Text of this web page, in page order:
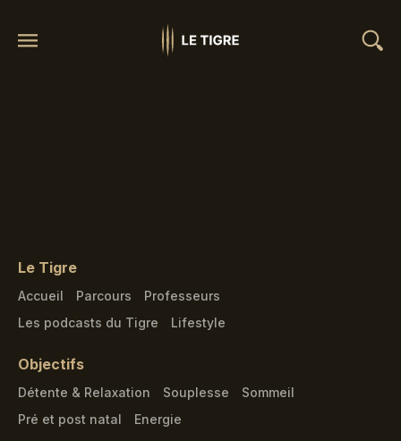
Le Tigre
Accueil Parcours
Professeurs
Les podcasts du Tigre
Lifestyle
Objectifs
Détente & Relaxation Souplesse
Sommeil
Pré et post natal
Energie